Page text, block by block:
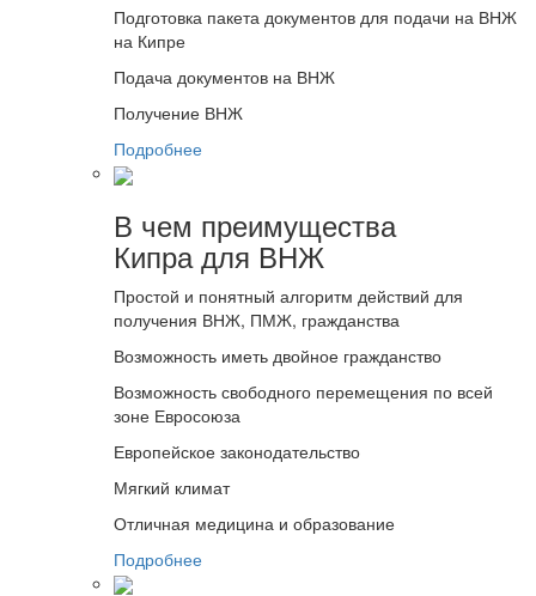
Подготовка пакета документов для подачи на ВНЖ
на Кипре
Подача документов на ВНЖ
Получение ВНЖ
Подробнее
В чем преимущества
Кипра для ВНЖ
Простой и понятный алгоритм действий для
получения ВНЖ, ПМЖ, гражданства
Возможность иметь двойное гражданство
Возможность свободного перемещения по всей
зоне Евросоюза
Европейское законодательство
Мягкий климат
Отличная медицина и образование
Подробнее